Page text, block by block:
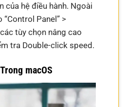
của hệ điều hành. Ngoài
“Control Panel” >
tùy chọn nâng cao
tra Double-click speed.
macOS